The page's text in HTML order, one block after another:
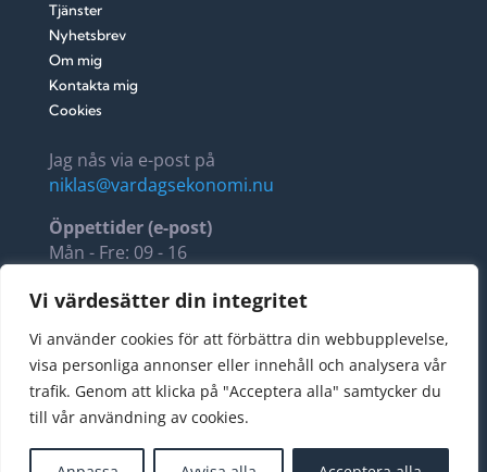
Vi värdesätter din integritet
Vi använder cookies för att förbättra din webbupplevelse,
visa personliga annonser eller innehåll och analysera vår
trafik. Genom att klicka på "Acceptera alla" samtycker du
till vår användning av cookies.
Tjänster
Nyhetsbrev
Om mig
Kontakta mig
Cookies
Jag nås via e-post på
niklas@vardagsekonomi.nu
Öppettider (e-post)
Mån - Fre: 09 - 16
Fellus AB, 5594288564
Stora Torggatan 22
274 34 Skurup
Sverige